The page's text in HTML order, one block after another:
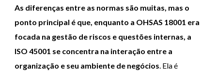
As diferenças entre as normas são muitas, mas o
ponto principal é que, enquanto a OHSAS 18001 era
focada na gestão de riscos e questões internas, a
ISO 45001 se concentra na interação entre a
organização e seu ambiente de negócios . Ela é